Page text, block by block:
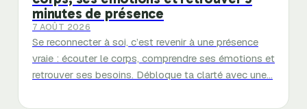
minutes de présence
7 AOÛT 2026
Se reconnecter à soi, c’est revenir à une présence
vraie : écouter le corps, comprendre ses émotions et
retrouver ses besoins. Débloque ta clarté avec une…